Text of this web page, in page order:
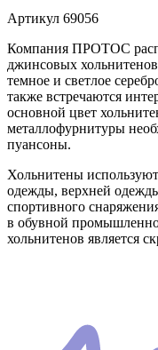
Артикул 69056
Компания ПРОТОС
джинсовых
темное и светлое
также встречаются
основной цвет
металлофурнитуры
пуансоны.
Хольнитены
одежды, верхней
спортивного
в обувной
хольнитенов является